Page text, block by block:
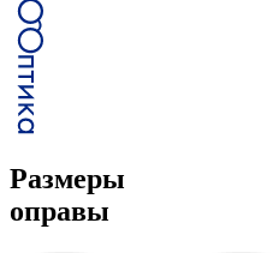
Размеры
оправы